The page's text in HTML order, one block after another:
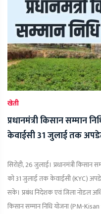
खेती
प्रधानमंत्री किसान सम्मान
केवाईसी 31 जुलाई तक
सिरोही, 26 जुलाई। प्रधानमंत्री
को 31 जुलाई तक केवाईसी (KYC)
सके। प्रबंध निदेशक एवं जिला नोडल
किसान सम्मान निधि योजना (PM-